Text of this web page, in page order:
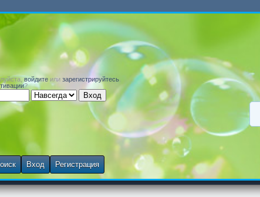
войдите илизарегистрируйтесь
?
Вход Регистрация